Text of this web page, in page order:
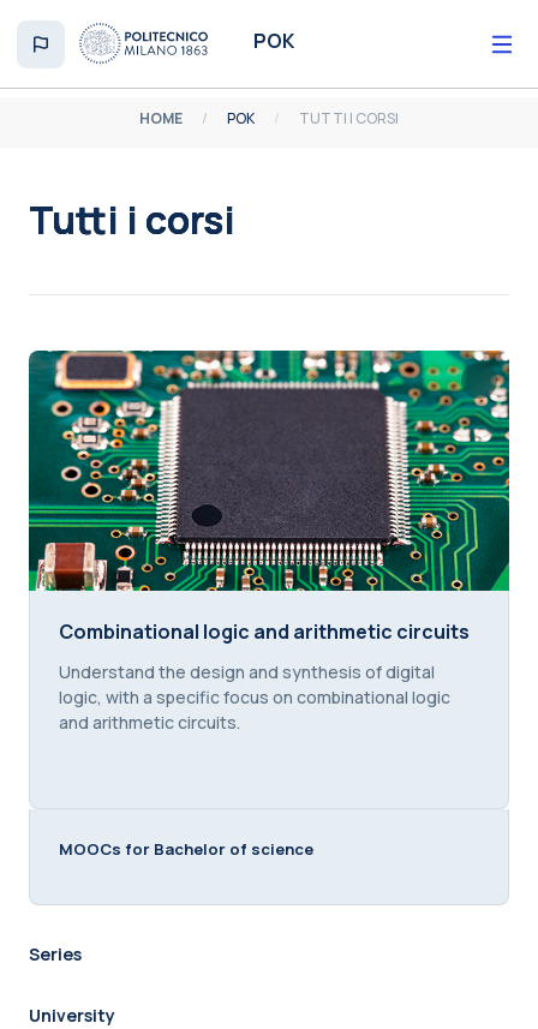
POK
HOME POK TUTTI I CORSI
Tutti i corsi
Combinational logic and arithmetic circuits
Combinational logic and arithmetic circuits
Course summary text:
Understand the design and synthesis of digital
logic, with a specific focus on combinational logic
and arithmetic circuits.
MOOCs for Bachelor of science
Series
University